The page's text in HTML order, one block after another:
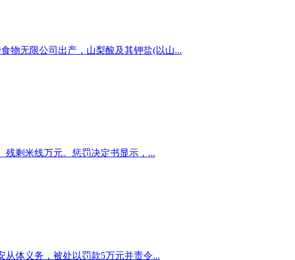
物无限公司出产，山梨酸及其钾盐(以山...
剩米线万元。惩罚决定书显示，...
体义务，被处以罚款5万元并责令...